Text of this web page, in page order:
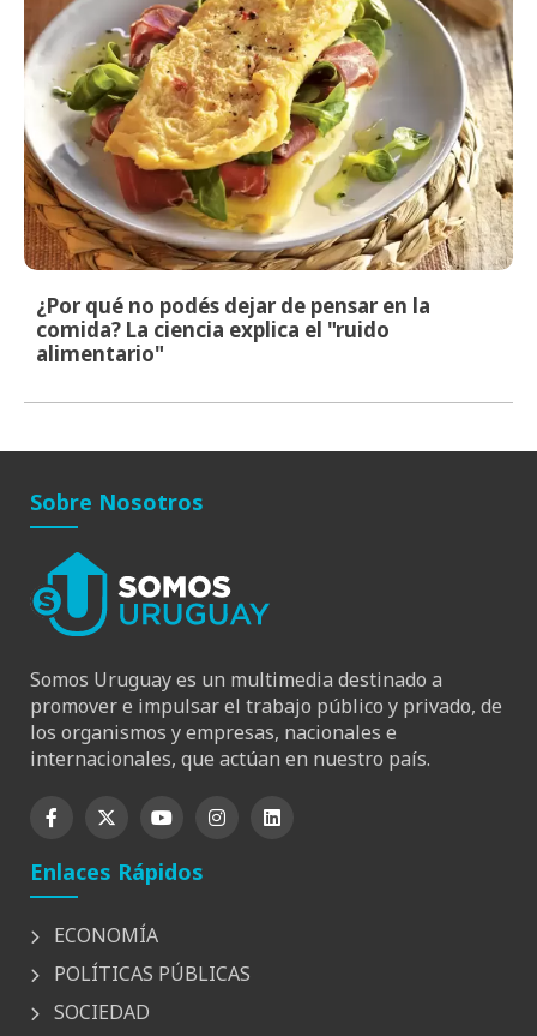
¿Por qué no podés dejar de pensar en la
comida? La ciencia explica el "ruido
alimentario"
Sobre Nosotros
Somos Uruguay es un multimedia destinado a
promover e impulsar el trabajo público y privado, de
los organismos y empresas, nacionales e
internacionales, que actúan en nuestro país.
Enlaces Rápidos
ECONOMÍA
POLÍTICAS PÚBLICAS
SOCIEDAD